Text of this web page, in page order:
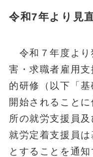
令和7年より見
令和７年度より
害・求職者雇用
的研修（以下「
開始されることに
所の就労支援員及
就労定着支援員
とすることを通知